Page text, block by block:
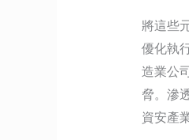
將這些
優化執
造業公
脅。滲
資安產